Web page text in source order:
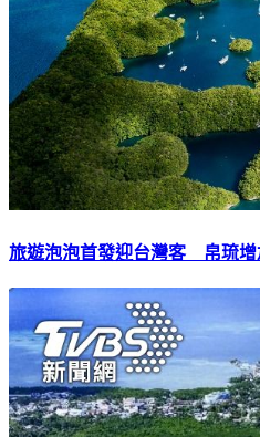
旅遊泡泡首發迎台灣客 帛琉增